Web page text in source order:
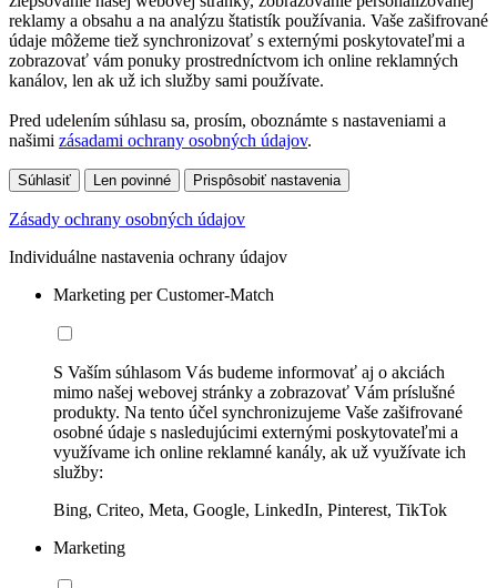
reklamy a obsahu a na analýzu štatistík používania. Vaše zašifrované
údaje môžeme tiež synchronizovať s externými poskytovateľmi a
zobrazovať vám ponuky prostredníctvom ich online reklamných
kanálov, len ak už ich služby sami používate.
Pred udelením súhlasu sa, prosím, oboznámte s nastaveniami a
našimi zásadami ochrany osobných údajov.
Súhlasiť Len povinné Prispôsobiť nastavenia
Zásady ochrany osobných údajov
Individuálne nastavenia ochrany údajov
Marketing per Customer-Match
S Vaším súhlasom Vás budeme informovať aj o akciách
mimo našej webovej stránky a zobrazovať Vám príslušné
produkty. Na tento účel synchronizujeme Vaše zašifrované
osobné údaje s nasledujúcimi externými poskytovateľmi a
využívame ich online reklamné kanály, ak už využívate ich
služby:
Bing, Criteo, Meta, Google, LinkedIn, Pinterest, TikTok
Marketing